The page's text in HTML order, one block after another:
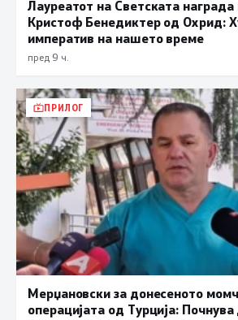
Лауреатот на Светската
Кристоф Бенедиктер од Охрид:
императив на нашето време
пред 9 ч.
ПРИЛОГ
Мерџановски за донесеното
операцијата од Турција: